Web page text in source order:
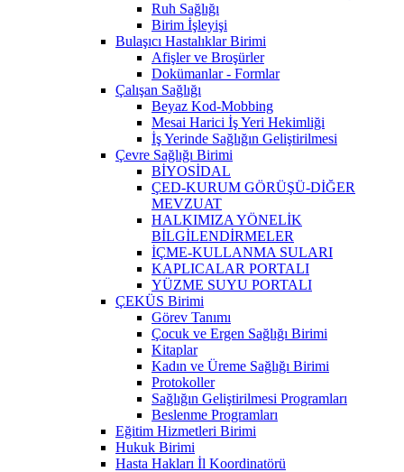
Ruh Sağlığı
Birim İşleyişi
Bulaşıcı Hastalıklar Birimi
Afişler ve Broşürler
Dokümanlar - Formlar
Çalışan Sağlığı
Beyaz Kod-Mobbing
Mesai Harici İş Yeri Hekimliği
İş Yerinde Sağlığın Geliştirilmesi
Çevre Sağlığı Birimi
BİYOSİDAL
ÇED-KURUM GÖRÜŞÜ-DİĞER
MEVZUAT
HALKIMIZA YÖNELİK
BİLGİLENDİRMELER
İÇME-KULLANMA SULARI
KAPLICALAR PORTALI
YÜZME SUYU PORTALI
ÇEKÜS Birimi
Görev Tanımı
Çocuk ve Ergen Sağlığı Birimi
Kitaplar
Kadın ve Üreme Sağlığı Birimi
Protokoller
Sağlığın Geliştirilmesi Programları
Beslenme Programları
Eğitim Hizmetleri Birimi
Hukuk Birimi
Hasta Hakları İl Koordinatörü